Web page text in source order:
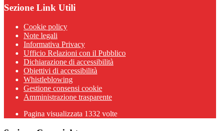
Sezione Link Utili
Cookie policy
Note legali
Informativa Privacy
Ufficio Relazioni con il Pubblico
Dichiarazione di accessibilità
Obiettivi di accessibilità
Whistleblowing
Gestione consensi cookie
Amministrazione trasparente
Pagina visualizzata 1332 volte